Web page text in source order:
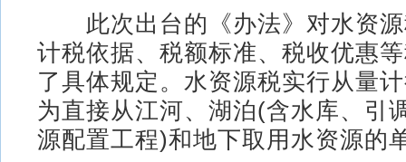
此次出台的《办法》对水资源
计税依据、税额标准、税收优惠
了具体规定。水资源税实行从量
为直接从江河、湖泊(含水库、引
源配置工程)和地下取用水资源的